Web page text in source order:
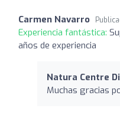
Carmen Navarro
Experiencia fantástica:
años de experiencia
Natura Centre
Muchas gracias